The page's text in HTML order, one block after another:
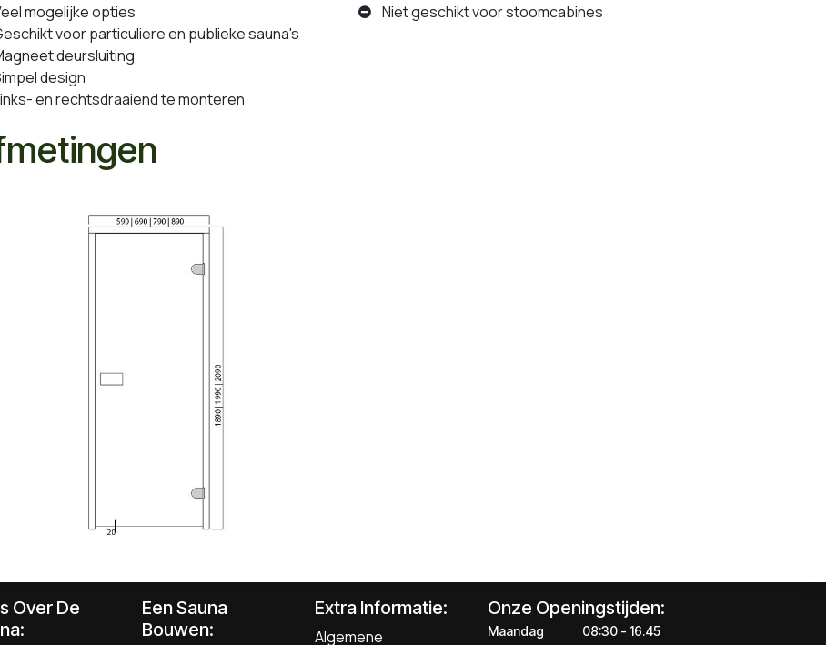
mogelijke opties
voor particuliere en publieke sauna's
deursluiting
design
en rechtsdraaiend te monteren
Niet geschikt voor stoomcabines
Over De
Een Sauna
Bouwen:
Extra Informatie:
Algemene
Onze Openingstijden:
Maandag ​​​08:30 - 16.45​